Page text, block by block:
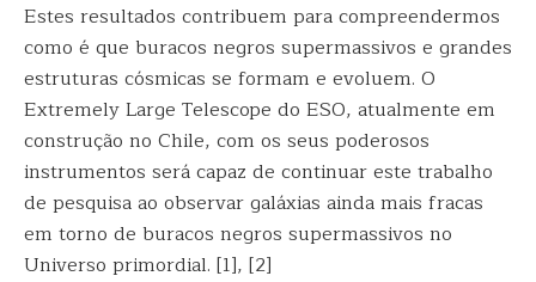
Estes resultados contribuem para compreendermos
como é que buracos negros supermassivos e grandes
estruturas cósmicas se formam e evoluem. O
Extremely Large Telescope do ESO, atualmente em
construção no Chile, com os seus poderosos
instrumentos será capaz de continuar este trabalho
de pesquisa ao observar galáxias ainda mais fracas
em torno de buracos negros supermassivos no
Universo primordial. [1], [2]